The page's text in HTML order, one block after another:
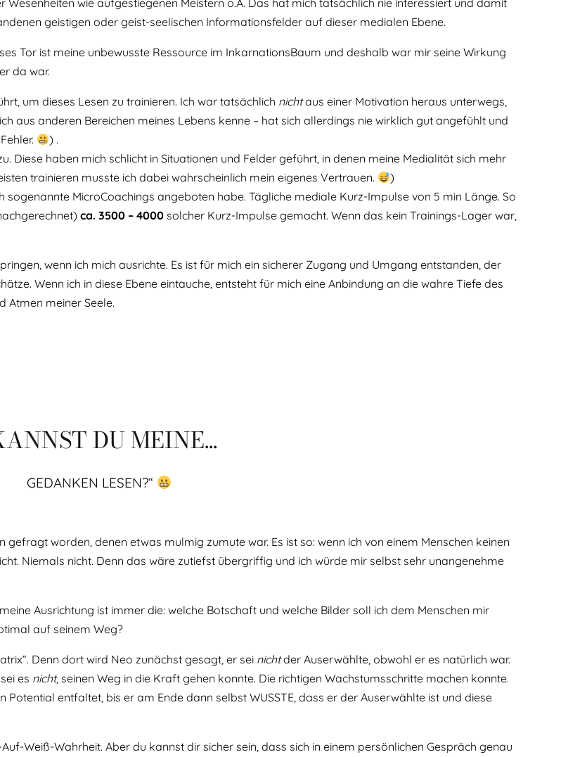
wie aufgestiegenen Meistern o.Ä. Das hat mich tatsächlich nie interessiert und damit
geistigen oder geist-seelischen Informationsfelder auf dieser medialen Ebene.
Tor ist meine unbewusste Ressource im InkarnationsBaum und deshalb war mir seine Wirkung
da war.
um dieses Lesen zu trainieren. Ich war tatsächlich nichtaus einer Motivation heraus unterwegs,
aus anderen Bereichen meines Lebens kenne – hat sich allerdings nie wirklich gut angefühlt und
) .
Diese haben mich schlicht in Situationen und Felder geführt, in denen meine Medialität sich mehr
trainieren musste ich dabei wahrscheinlich mein eigenes Vertrauen.
)
sogenannte MicroCoachings angeboten habe. Tägliche mediale Kurz-Impulse von 5 min Länge. So
ca. 3500 – 4000 solcher Kurz-Impulse gemacht. Wenn das kein Trainings-Lager war,
wenn ich mich ausrichte. Es ist für mich ein sicherer Zugang und Umgang entstanden, der
Wenn ich in diese Ebene eintauche, entsteht für mich eine Anbindung an die wahre Tiefe des
Atmen meiner Seele.
DU MEINE...
GEDANKEN LESEN?“
worden, denen etwas mulmig zumute war. Es ist so: wenn ich von einem Menschen keinen
Niemals nicht. Denn das wäre zutiefst übergriffig und ich würde mir selbst sehr unangenehme
Ausrichtung ist immer die: welche Botschaft und welche Bilder soll ich dem Menschen mir
auf seinem Weg?
Denn dort wird Neo zunächst gesagt, er sei nichtder Auserwählte, obwohl er es natürlich war.
es nicht, seinen Weg in die Kraft gehen konnte. Die richtigen Wachstumsschritte machen konnte.
entfaltet, bis er am Ende dann selbst WUSSTE, dass er der Auserwählte ist und diese
Weiß-Wahrheit. Aber du kannst dir sicher sein, dass sich in einem persönlichen Gespräch genau